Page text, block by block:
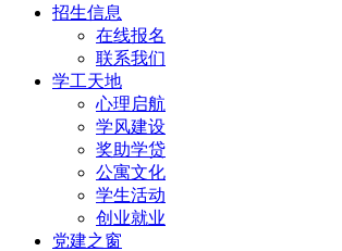
招生信息
在线报名
联系我们
学工天地
心理启航
学风建设
奖助学贷
公寓文化
学生活动
创业就业
党建之窗